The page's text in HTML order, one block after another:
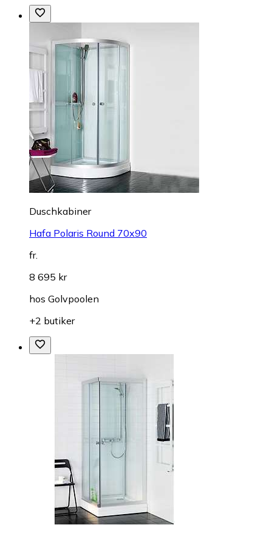
Duschkabiner
Hafa Polaris Round 70x90
fr.
8 695 kr
hos Golvpoolen
+2 butiker